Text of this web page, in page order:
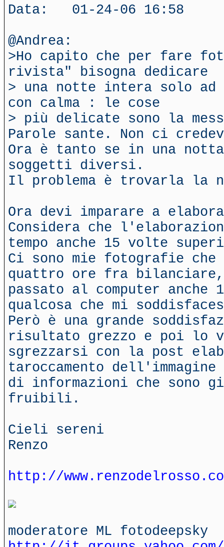
Data: 01-24-06 16:58
@Andrea:
>Ho capito che per fare
rivista" bisogna dedicare
> una notte intera solo ad
con calma : le cose
> più delicate sono la
Parole sante. Non ci
Ora è tanto se in una
soggetti diversi.
Il problema è trovarla la
Ora devi imparare a
Considera che
tempo anche 15 volte
Ci sono mie fotografie
quattro ore fra
passato al computer
qualcosa che mi
Però è una grande
risultato grezzo e poi lo
sgrezzarsi con la post
taroccamento
di informazioni che sono
fruibili.
Cieli sereni
Renzo
http://
moderatore ML fotodeepsky